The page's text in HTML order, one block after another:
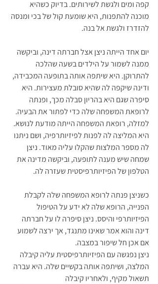
קפה ומים ולגשת לשירותים. בדיוק כשהיא
מוכנה להתפנות, היא שומעת קול של בכי ומנסה
להזדרז ולגשת אל בנה.
יום אחד הייתה ניצן אצל חברתה דינה, וביקשה
ממנה לשמור על הילדים בשעה שהלכה
להתרוקן. היא שיתפה אותה בתופעה המכבידה,
ודינה שיקפה לה שהיא סובלת מעצירות. היא
סיפרה שגם היא בהריון סבלה מכך, ופנתה
לרופאת המשפחה שלה כדי לפתור את הבעיה.
למזלה, רופאת המשפחה הייתה מודעת לנושא.
היא המליצה לה לפנות לפיזיותרפיה, ושם ניתנו
לה מספר המלצות שהקלו עליה מאוד. ניצן
שמחה שיש מענה לתופעה, וביקשה מדינה את
הטלפון של הפיזיותרפיסטית שעזרה לה.
כשניצן פנתה לרופא המשפחה שלה לקבלת
הפנייה, הרופא שלה לא ידע על הטיפול
הפיזיותרפי והיסס. ניצן סיפרה לו על חברתה
דינה והוא אמר שאינו מתנגד, אך ירצה לשמוע
אם אכן חל שיפור במצבה.
ניצן נפגשה עם הפיזיותרפיסטית עליה קיבלה
המלצה, ושיתפה אותה בקשיים שלה. היא עברה
תשאול מקיף, ולאחריו קיבלה